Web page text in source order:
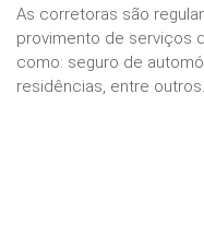
As corretoras são
provimento de serviços
como: seguro de
residências, entre outros.